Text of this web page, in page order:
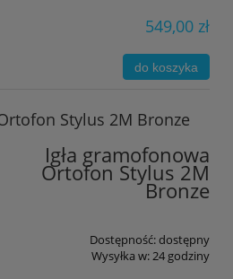
549,00 zł
do koszyka
Stylus 2M Bronze
Igła gramofonowa
Ortofon Stylus 2M
Bronze
Dostępność:dostępny
Wysyłka w:24 godziny